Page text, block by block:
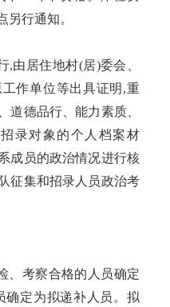
另行通知。
,由居住地村(居)委会、
作单位等出具证明,重
道德品行、能力素质、
录对象的个人档案材
成员的政治情况进行核
征集和招录人员政治考
、考察合格的人员确定
确定为拟递补人员。拟